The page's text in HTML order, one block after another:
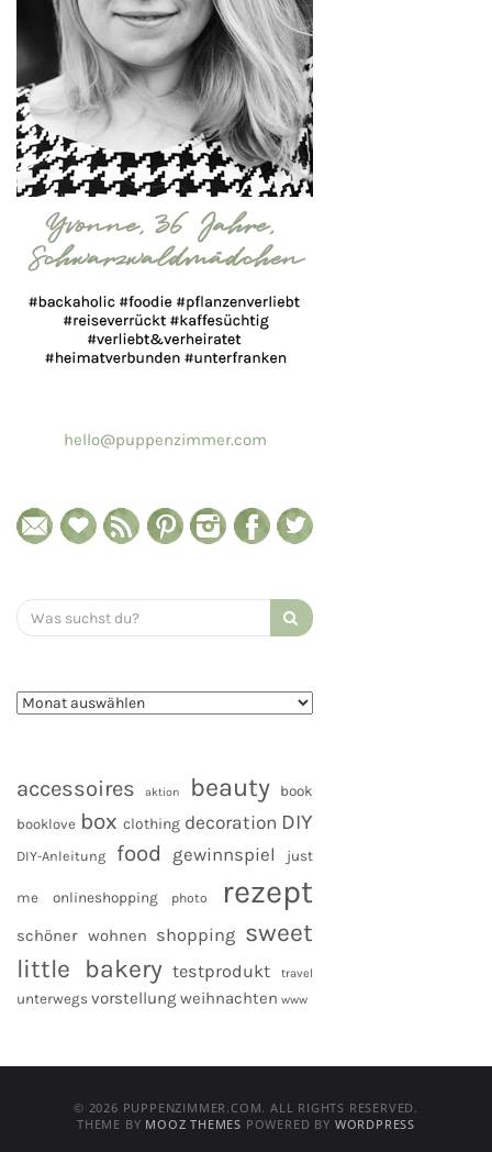
hello@puppenzimmer.com
Search
for:
accessoires aktion beauty
book
booklove box clothing decoration DIY
DIY-Anleitung food gewinnspiel just
me onlineshopping photo rezept
schöner wohnen shopping sweet
little bakery testprodukt travel
unterwegs vorstellung weihnachten www
© 2026 PUPPENZIMMER.COM. ALL RIGHTS RESERVED.
THEME BY MOOZ THEMES POWERED BY WORDPRESS